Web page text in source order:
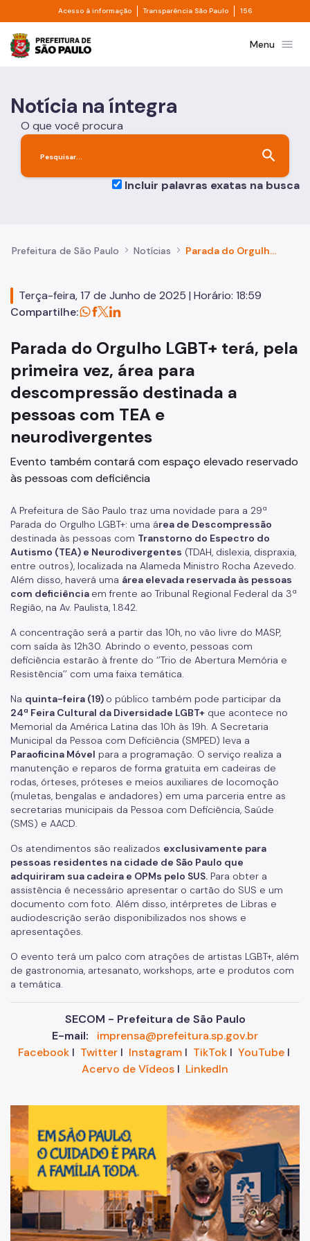
Pular para o Conteúdo principal
Acesso à informação Divisor de acesso à informação
Transparência São Paulo Divisor de
156
Prefeitura de São PauloMenu menu
Notícia na íntegra
O que você procura
search
Incluir palavras exatas na busca
Prefeitura de São Paulo Notícias Parada do Orgulho LGBT+ terá, pela primeira vez, área para descompressão destinada a pessoas com TEA e neurodivergentes
Terça-feira, 17 de Junho de 2025 | Horário: 18:59
Compartilhe:
Parada do Orgulho LGBT+ terá, pela
primeira vez, área para
descompressão destinada a
pessoas com TEA e
neurodivergentes
Evento também contará com espaço elevado reservado
às pessoas com deficiência
A Prefeitura de São Paulo traz uma novidade para a 29ª
Parada do Orgulho LGBT+: uma área de Descompressão
destinada às pessoas com Transtorno do Espectro do
Autismo (TEA) e Neurodivergentes (TDAH, dislexia, dispraxia,
entre outros), localizada na Alameda Ministro Rocha Azevedo.
Além disso, haverá uma área elevada reservada às pessoas
com deficiência em frente ao Tribunal Regional Federal da 3ª
Região, na Av. Paulista, 1.842.
A concentração será a partir das 10h, no vão livre do MASP,
com saída às 12h30. Abrindo o evento, pessoas com
deficiência estarão à frente do ‘’Trio de Abertura Memória e
Resistência’’ com uma faixa temática.
Na quinta-feira (19) o público também pode participar da
24ª Feira Cultural da Diversidade LGBT+ que acontece no
Memorial da América Latina das 10h às 19h. A Secretaria
Municipal da Pessoa com Deficiência (SMPED) leva a
Paraoficina Móvel para a programação. O serviço realiza a
manutenção e reparos de forma gratuita em cadeiras de
rodas, órteses, próteses e meios auxiliares de locomoção
(muletas, bengalas e andadores) em uma parceria entre as
secretarias municipais da Pessoa com Deficiência, Saúde
(SMS) e AACD.
Os atendimentos são realizados exclusivamente para
pessoas residentes na cidade de São Paulo que
adquiriram sua cadeira e OPMs pelo SUS. Para obter a
assistência é necessário apresentar o cartão do SUS e um
documento com foto. Além disso, intérpretes de Libras e
audiodescrição serão disponibilizados nos shows e
apresentações.
O evento terá um palco com atrações de artistas LGBT+, além
de gastronomia, artesanato, workshops, arte e produtos com
a temática.
SECOM - Prefeitura de São Paulo
E-mail:
imprensa@prefeitura.sp.gov.br
FacebookI TwitterI InstagramI TikTokI YouTubeI
Acervo de Vídeos I LinkedIn